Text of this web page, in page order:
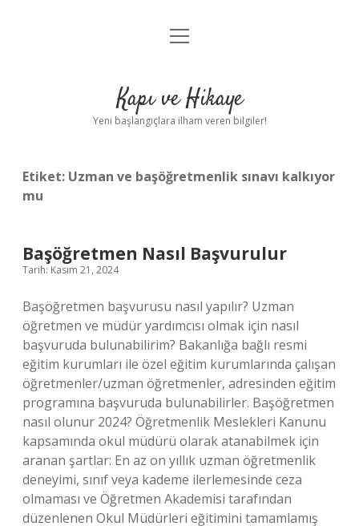
Anasayfa
Yasal Uyarı
menüyü
Kapı ve Hikaye
Yeni başlangıçlara ilham veren bilgiler!
Etiket: Uzman ve başöğretmenlik sınavı kalkıyor
mu
Başöğretmen Nasıl Başvurulur
Tarih: Kasım 21, 2024
Başöğretmen başvurusu nasıl yapılır? Uzman
öğretmen ve müdür yardımcısı olmak için nasıl
başvuruda bulunabilirim? Bakanlığa bağlı resmi
eğitim kurumları ile özel eğitim kurumlarında çalışan
öğretmenler/uzman öğretmenler, adresinden eğitim
programına başvuruda bulunabilirler. Başöğretmen
nasıl olunur 2024? Öğretmenlik Meslekleri Kanunu
kapsamında okul müdürü olarak atanabilmek için
aranan şartlar: En az on yıllık uzman öğretmenlik
deneyimi, sınıf veya kademe ilerlemesinde ceza
olmaması ve Öğretmen Akademisi tarafından
düzenlenen Okul Müdürleri eğitimini tamamlamış